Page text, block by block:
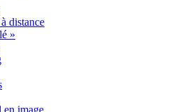
distance
»
en image